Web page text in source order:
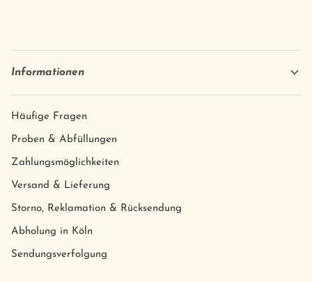
Informationen
Häufige Fragen
Proben & Abfüllungen
Zahlungsmöglichkeiten
Versand & Lieferung
Storno, Reklamation & Rücksendung
Abholung in Köln
Sendungsverfolgung